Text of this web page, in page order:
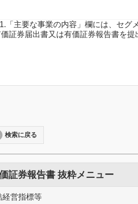
「主要な事業の内容」欄には、セグ
証券届出書又は有価証券報告書を提
検索に戻る
証券報告書 抜粋メニュー
経営指標等